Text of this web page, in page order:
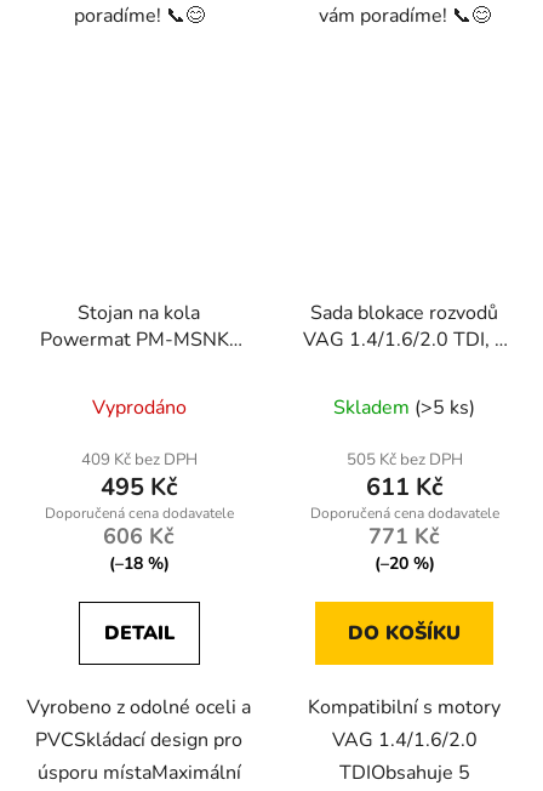
poradíme! 📞😊
vám poradíme! 📞😊
Stojan na kola
Powermat PM-MSNK-
šířka 235 mm
Vyprodáno
409 Kč bez DPH
495 Kč
606 Kč
(–18 %)
DETAIL
Vyrobeno z odolné oceli a
PVCSkládací design pro
úsporu místaMaximální
Sada blokace rozvodů
VAG 1.4/1.6/2.0 TDI, 5
Skladem (>5 ks)
505 Kč bez DPH
611 Kč
771 Kč
(–20 %)
DO KOŠÍKU
Kompatibilní s motory
VAG 1.4/1.6/2.0
TDIObsahuje 5